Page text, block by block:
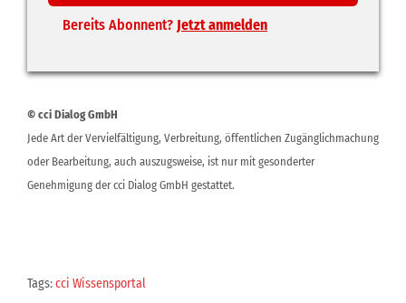
Bereits Abonnent? Jetzt anmelden
© cci Dialog GmbH
Jede Art der Vervielfältigung, Verbreitung, öffentlichen Zugänglichmachung
oder Bearbeitung, auch auszugsweise, ist nur mit gesonderter
Genehmigung der cci Dialog GmbH gestattet.
Tags:cci Wissensportal